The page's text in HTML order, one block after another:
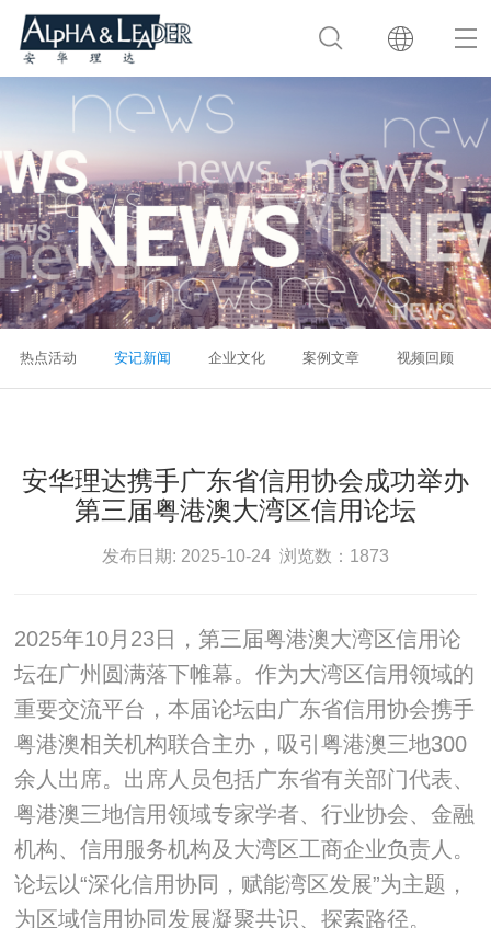
热点活动 安记新闻 企业文化 案例文章 视频回顾
安华理达携手广东省信用协会成功举办
第三届粤港澳大湾区信用论坛
发布日期: 2025-10-24 浏览数：1873
2025年10月23日，第三届粤港澳大湾区信用论
坛在广州圆满落下帷幕。作为大湾区信用领域的
重要交流平台，本届论坛由广东省信用协会携手
粤港澳相关机构联合主办，吸引粤港澳三地300
余人出席。出席人员包括广东省有关部门代表、
粤港澳三地信用领域专家学者、行业协会、金融
机构、信用服务机构及大湾区工商企业负责人。
论坛以“深化信用协同，赋能湾区发展”为主题，
为区域信用协同发展凝聚共识、探索路径。